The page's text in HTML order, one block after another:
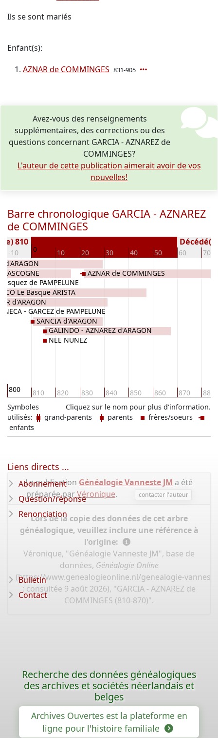
Ils se sont mariés
Enfant(s):
AZNAR de COMMINGES 831-905
Avez-vous des renseignements
supplémentaires, des corrections ou des
questions concernant GARCIA - AZNAREZ de
COMMINGES?
L'auteur de cette publication aimerait avoir de vos
nouvelles!
Barre chronologique GARCIA - AZNAREZ
de COMMINGES
-10 0 10 20 30 40 50 60 70
810
800 810 820 830 840 850 860 870 880
d'ARAGON
de PAMPELUNE
Le Basque ARISTA
d'ARAGON
ENECA - GARCEZ de PAMPELUNE
SANCIA d'ARAGON
GALINDO - AZNAREZ d'ARAGON
NEE NUNEZ
AZNAR de COMMINGES
Cliquez sur le nom pour plus d'information.
Symboles
utilisés:
grand-parents parents
frères/soeurs
enfants
La publication Généalogie Vanneste JM a été
préparée parVéronique. contacter l'auteur
Lors de la copie des données de cet arbre
généalogique, veuillez inclure une référence à
l'origine:
Véronique, "Généalogie Vanneste JM", base de
données, Généalogie Online
(https://www.genealogieonline.nl/genealogie-
: consultée 9 août 2026), "GARCIA - AZNAREZ de
COMMINGES (810-870)".
Liens directs ...
Abonnement
Question/réponse
Renonciation
Bulletin
Contact
Recherche des données généalogiques
des archives et sociétés néerlandais et
belges
Archives Ouvertes est la plateforme en
ligne pour l'histoire familiale